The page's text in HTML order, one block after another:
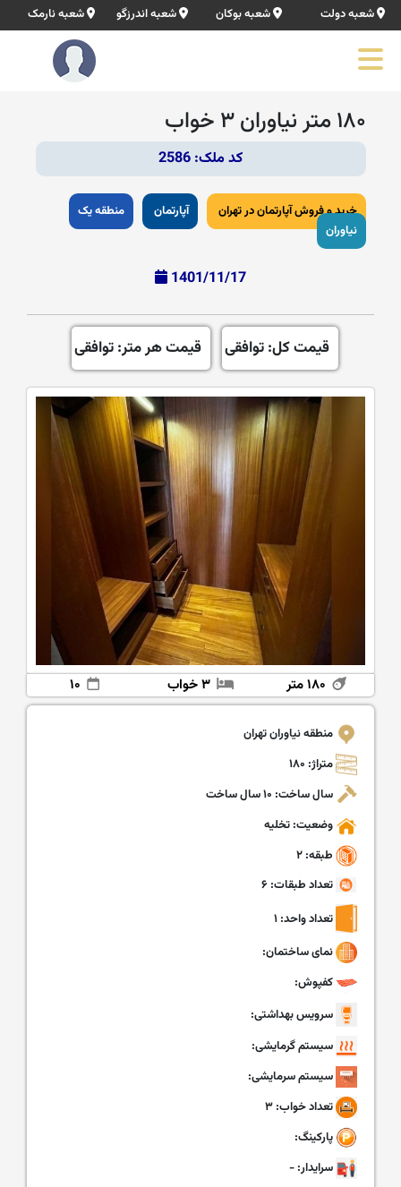
شعبه دولت شعبه بوکان شعبه اندرزگو شعبه نارمک
۱۸۰ متر نياوران ۳ خواب
کد ملک: 2586
خرید و فروش آپارتمان در تهران آپارتمان
منطقه یک
نیاوران
1401/11/17
قیمت کل: توافقی قیمت هر متر: توافقی
۱۸۰ متر ۳ خواب ۱۰
منطقه نیاوران تهران
متراژ: ۱۸۰
سال ساخت: ۱۰ سال ساخت
وضعیت: تخلیه
طبقه: ۲
تعداد طبقات: ۶
تعداد واحد: ۱
نمای ساختمان:
کفپوش:
سرویس بهداشتی:
سیستم گرمایشی:
سیستم سرمایشی:
تعداد خواب: ۳
پارکینگ:
سرایدار: -